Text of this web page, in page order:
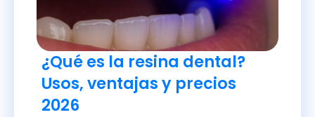
¿Qué es la resina dental?
Usos, ventajas y precios
2026